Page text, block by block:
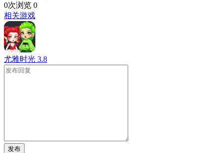
0次浏览 0
相关游戏
尤雅时光 3.8
发布